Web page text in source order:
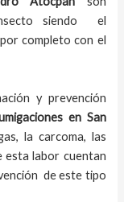
siendo el
completo con el
y prevención
en San
la carcoma, las
esta labor cuentan
de este tipo